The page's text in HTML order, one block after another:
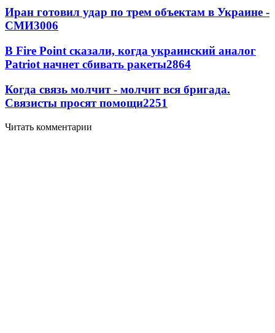
Иран готовил удар по трем объектам в Украине -
СМИ3006
В Fire Point сказали, когда украинский аналог
Patriot начнет сбивать ракеты2864
Когда связь молчит - молчит вся бригада.
Связисты просят помощи2251
Читать комментарии